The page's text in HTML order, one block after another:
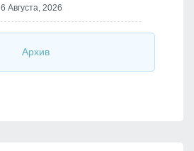
6 Августа, 2026
Архив